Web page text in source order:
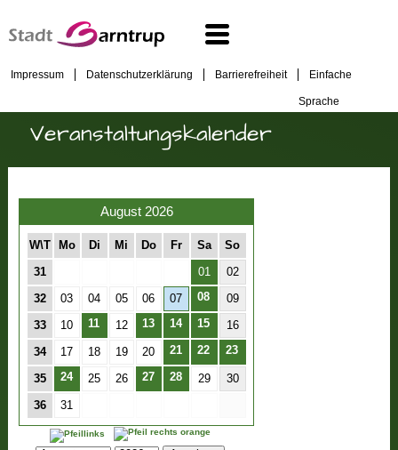
Impressum Datenschutzerklärung Barrierefreiheit Einfache
Sprache
Veranstaltungskalender
August 2026
W\T Mo Di Mi Do Fr Sa So
31 01 02
32 03 04 05 06 07 08 09
33 10 11 12 13 14 15 16
34 17 18 19 20 21 22 23
35 24 25 26 27 28 29 30
36 31